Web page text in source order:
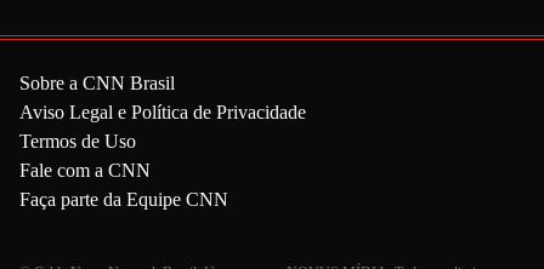
Sobre a CNN Brasil
Aviso Legal e Política de Privacidade
Termos de Uso
Fale com a CNN
Faça parte da Equipe CNN